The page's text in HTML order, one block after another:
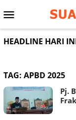
ke
Menu
Mobile
HEADLINE HARI
TAG: APBD 2025
Pj.